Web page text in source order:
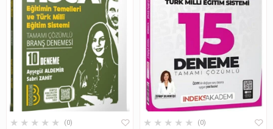
★ ★ ★ ★ ★ 0 ★ ★ ★ ★ ★ 0